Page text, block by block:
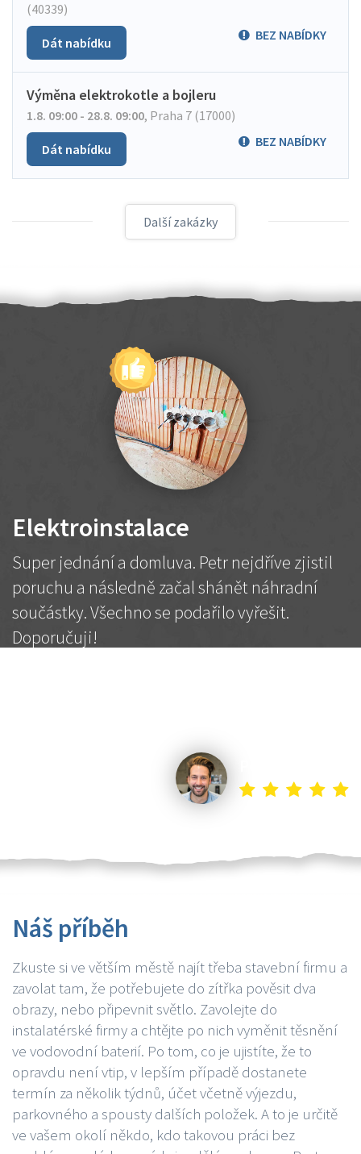
(40339)
BEZ NABÍDKY
Dát nabídku
Výměna elektrokotle a bojleru
1.8. 09:00 - 28.8. 09:00, Praha 7 (17000)
BEZ NABÍDKY
Dát nabídku
Další zakázky
Elektroinstalace
Super jednání a domluva. Petr nejdříve zjistil
poruchu a následně začal shánět náhradní
součástky. Všechno se podařilo vyřešit.
Doporučuji!
Náš příběh
Zkuste si ve větším městě najít třeba stavební firmu a
zavolat tam, že potřebujete do zítřka pověsit dva
obrazy, nebo připevnit světlo. Zavolejte do
instalatérské firmy a chtějte po nich vyměnit těsnění
ve vodovodní baterií. Po tom, co je ujistíte, že to
opravdu není vtip, v lepším případě dostanete
termín za několik týdnů, účet včetně výjezdu,
parkovného a spousty dalších položek. A to je určitě
ve vašem okolí někdo, kdo takovou práci bez